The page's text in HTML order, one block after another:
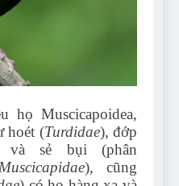
Play Fetch?
to Train Them!
Do I Need to
Bulldog
họ Muscicapoidea,
hoét (Turdidae), đớp
sẻ bụi (phân
), cũng